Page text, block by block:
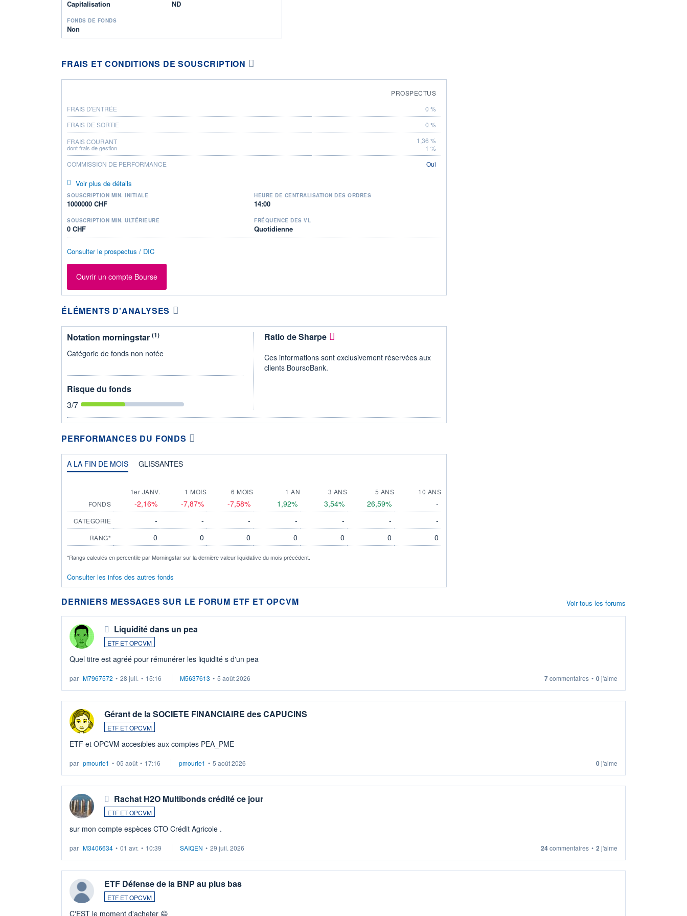
Capitalisation ND
FONDS DE FONDS
Non
FRAIS ET CONDITIONS DE SOUSCRIPTION
PROSPECTUS
FRAIS D'ENTRÉE
0 %
FRAIS DE SORTIE
0 %
FRAIS COURANT
dont frais de gestion
1,36 %
1 %
COMMISSION DE PERFORMANCE
Oui
Voir plus de détails
SOUSCRIPTION MIN. INITIALE
1000000 CHF
HEURE DE CENTRALISATION DES ORDRES
14:00
SOUSCRIPTION MIN. ULTÉRIEURE
0 CHF
FRÉQUENCE DES VL
Quotidienne
Consulter le prospectus / DIC
Ouvrir un compte Bourse
ÉLÉMENTS D'ANALYSES
Notation morningstar (1)
Catégorie de fonds non notée
Risque du fonds
3/7
Ratio de Sharpe
Ces informations sont exclusivement réservées aux
clients BoursoBank.
PERFORMANCES DU FONDS
A LA FIN DE MOIS GLISSANTES
1er JANV. 1 MOIS 6 MOIS 1 AN 3 ANS 5 ANS
10 ANS
FONDS
-2,16% -7,87% -7,58% 1,92% 3,54% 26,59% -
CATEGORIE - - - - - - -
RANG* 0 0 0 0 0 0 0
*Rangs calculés en percentile par Morningstar sur la dernière valeur liquidative du mois précédent.
Consulter les infos des autres fonds
DERNIERS MESSAGES SUR LE FORUM ETF ET OPCVM
Liquidité dans un pea
ETF ET OPCVM
Quel titre est agréé pour rémunérer les liquidité s d'un pea
par M7967572 • 28 juil. • 15:16 M5637613 • 5 août 2026 7commentaires • 0j'aime
Gérant de la SOCIETE FINANCIAIRE des CAPUCINS
ETF ET OPCVM
ETF et OPCVM accesibles aux comptes PEA_PME
par pmourie1 • 05 août • 17:16 pmourie1 • 5 août 2026 0j'aime
Rachat H2O Multibonds crédité ce jour
ETF ET OPCVM
sur mon compte espèces CTO Crédit Agricole .
par M3406634 • 01 avr. • 10:39 SAIQEN • 29 juil. 2026 24commentaires • 2 j'aime
ETF Défense de la BNP au plus bas
ETF ET OPCVM
C'EST le moment d'acheter 😄​
Voir tous les forums